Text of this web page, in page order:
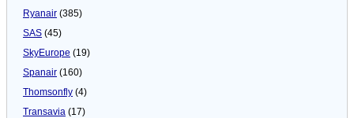
Ryanair (385)
SAS (45)
SkyEurope (19)
Spanair (160)
Thomsonfly (4)
Transavia (17)